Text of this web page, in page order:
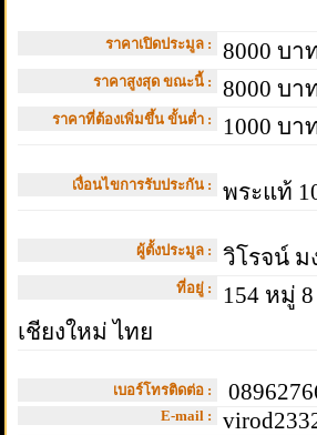
ราคาเปิดประมูล : 8000 บา
ราคาสูงสุด ขณะนี้ : 8000 บา
ราคาที่ต้องเพิ่มขึ้น ขั้นต่ำ : 1000 บา
เงื่อนไขการรับประกัน : พระแท้
ผู้ตั้งประมูล : วิโรจน์
ที่อยู่ :
154 หมู่
เชียงใหม่ ไทย
เบอร์โทรติดต่อ :
E-mail :